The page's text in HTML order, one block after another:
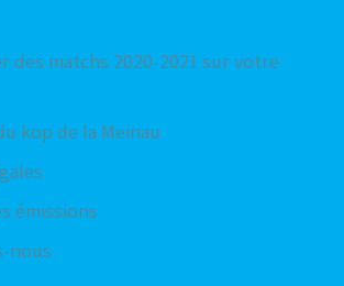
des matchs 2020-2021 sur votre
kop de la Meinau
émissions
nous